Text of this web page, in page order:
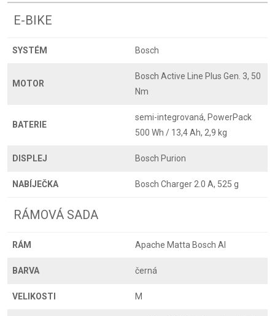
E-BIKE
SYSTÉM Bosch
MOTOR
Bosch Active Line Plus Gen. 3, 50
Nm
BATERIE
semi-integrovaná, PowerPack
500 Wh / 13,4 Ah, 2,9 kg
DISPLEJ Bosch Purion
NABÍJEČKA Bosch Charger 2.0 A, 525 g
RÁMOVÁ SADA
RÁM Apache Matta Bosch Al
BARVA černá
VELIKOSTI M